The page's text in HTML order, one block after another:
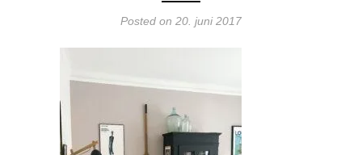
Posted on 20. juni 2017